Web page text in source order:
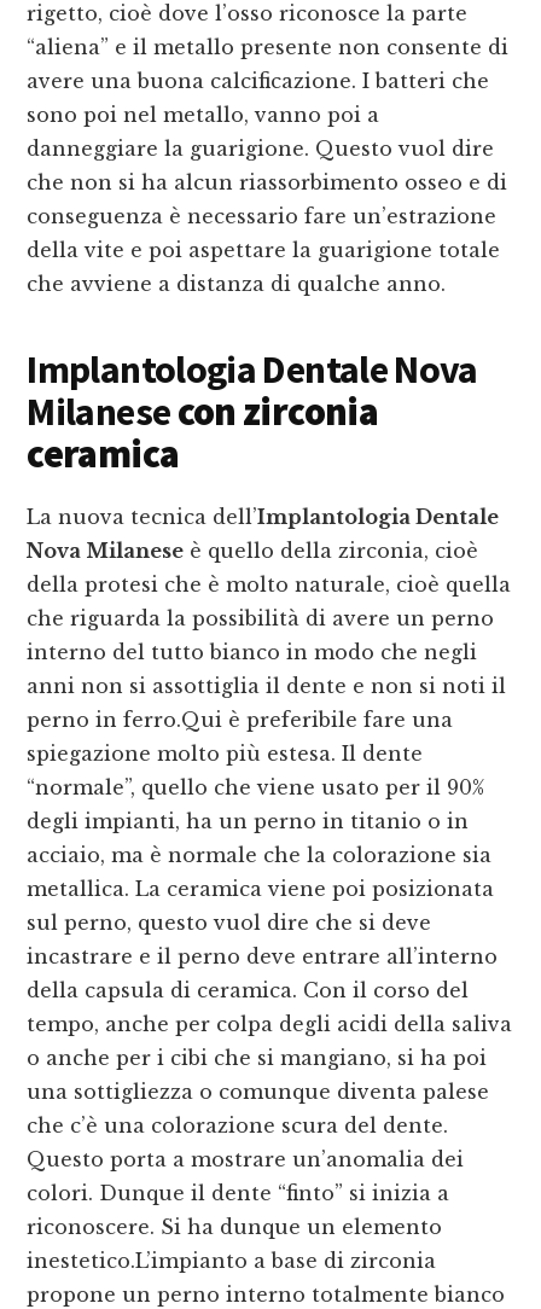
rigetto, cioè dove l’osso riconosce la parte
“aliena” e il metallo presente non consente di
avere una buona calcificazione. I batteri che
sono poi nel metallo, vanno poi a
danneggiare la guarigione. Questo vuol dire
che non si ha alcun riassorbimento osseo e di
conseguenza è necessario fare un’estrazione
della vite e poi aspettare la guarigione totale
che avviene a distanza di qualche anno.
Implantologia Dentale Nova
Milanesecon zirconia
ceramica
La nuova tecnica dell’Implantologia Dentale
Nova Milanese è quello della zirconia, cioè
della protesi che è molto naturale, cioè quella
che riguarda la possibilità di avere un perno
interno del tutto bianco in modo che negli
anni non si assottiglia il dente e non si noti il
perno in ferro.Qui è preferibile fare una
spiegazione molto più estesa. Il dente
“normale”, quello che viene usato per il 90%
degli impianti, ha un perno in titanio o in
acciaio, ma è normale che la colorazione sia
metallica. La ceramica viene poi posizionata
sul perno, questo vuol dire che si deve
incastrare e il perno deve entrare all’interno
della capsula di ceramica. Con il corso del
tempo, anche per colpa degli acidi della saliva
o anche per i cibi che si mangiano, si ha poi
una sottigliezza o comunque diventa palese
che c’è una colorazione scura del dente.
Questo porta a mostrare un’anomalia dei
colori. Dunque il dente “finto” si inizia a
riconoscere. Si ha dunque un elemento
inestetico.L’impianto a base di zirconia
propone un perno interno totalmente bianco